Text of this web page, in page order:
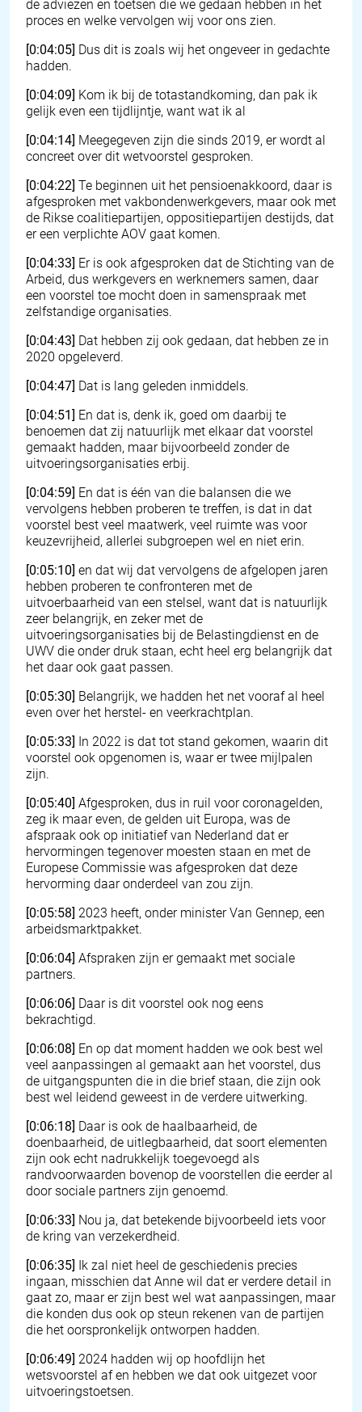
de adviezen en toetsen die we gedaan hebben in het
proces en welke vervolgen wij voor ons zien.
[0:04:05] Dus dit is zoals wij het ongeveer in gedachte
hadden.
[0:04:09] Kom ik bij de totastandkoming, dan pak ik
gelijk even een tijdlijntje, want wat ik al
[0:04:14] Meegegeven zijn die sinds 2019, er wordt al
concreet over dit wetvoorstel gesproken.
[0:04:22] Te beginnen uit het pensioenakkoord, daar is
afgesproken met vakbondenwerkgevers, maar ook met
de Rikse coalitiepartijen, oppositiepartijen destijds, dat
er een verplichte AOV gaat komen.
[0:04:33] Er is ook afgesproken dat de Stichting van de
Arbeid, dus werkgevers en werknemers samen, daar
een voorstel toe mocht doen in samenspraak met
zelfstandige organisaties.
[0:04:43] Dat hebben zij ook gedaan, dat hebben ze in
2020 opgeleverd.
[0:04:47] Dat is lang geleden inmiddels.
[0:04:51] En dat is, denk ik, goed om daarbij te
benoemen dat zij natuurlijk met elkaar dat voorstel
gemaakt hadden, maar bijvoorbeeld zonder de
uitvoeringsorganisaties erbij.
[0:04:59] En dat is één van die balansen die we
vervolgens hebben proberen te treffen, is dat in dat
voorstel best veel maatwerk, veel ruimte was voor
keuzevrijheid, allerlei subgroepen wel en niet erin.
[0:05:10] en dat wij dat vervolgens de afgelopen jaren
hebben proberen te confronteren met de
uitvoerbaarheid van een stelsel, want dat is natuurlijk
zeer belangrijk, en zeker met de
uitvoeringsorganisaties bij de Belastingdienst en de
UWV die onder druk staan, echt heel erg belangrijk dat
het daar ook gaat passen.
[0:05:30] Belangrijk, we hadden het net vooraf al heel
even over het herstel- en veerkrachtplan.
[0:05:33] In 2022 is dat tot stand gekomen, waarin dit
voorstel ook opgenomen is, waar er twee mijlpalen
zijn.
[0:05:40] Afgesproken, dus in ruil voor coronagelden,
zeg ik maar even, de gelden uit Europa, was de
afspraak ook op initiatief van Nederland dat er
hervormingen tegenover moesten staan en met de
Europese Commissie was afgesproken dat deze
hervorming daar onderdeel van zou zijn.
[0:05:58] 2023 heeft, onder minister Van Gennep, een
arbeidsmarktpakket.
[0:06:04] Afspraken zijn er gemaakt met sociale
partners.
[0:06:06] Daar is dit voorstel ook nog eens
bekrachtigd.
[0:06:08] En op dat moment hadden we ook best wel
veel aanpassingen al gemaakt aan het voorstel, dus
de uitgangspunten die in die brief staan, die zijn ook
best wel leidend geweest in de verdere uitwerking.
[0:06:18] Daar is ook de haalbaarheid, de
doenbaarheid, de uitlegbaarheid, dat soort elementen
zijn ook echt nadrukkelijk toegevoegd als
randvoorwaarden bovenop de voorstellen die eerder al
door sociale partners zijn genoemd.
[0:06:33] Nou ja, dat betekende bijvoorbeeld iets voor
de kring van verzekerdheid.
[0:06:35] Ik zal niet heel de geschiedenis precies
ingaan, misschien dat Anne wil dat er verdere detail in
gaat zo, maar er zijn best wel wat aanpassingen, maar
die konden dus ook op steun rekenen van de partijen
die het oorspronkelijk ontworpen hadden.
[0:06:49] 2024 hadden wij op hoofdlijn het
wetsvoorstel af en hebben we dat ook uitgezet voor
uitvoeringstoetsen.